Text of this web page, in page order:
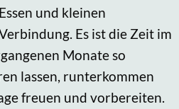
und kleinen
Es ist die Zeit im
Monate so
lassen, runterkommen
freuen und vorbereiten.